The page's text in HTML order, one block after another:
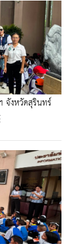
จังหวัดสุรินทร์